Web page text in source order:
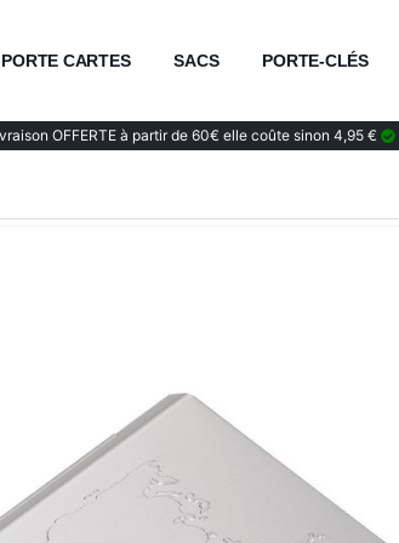
PORTE CARTES SACS PORTE-CLÉS
OFFERTE à partir de 60€ elle coûte sinon 4,95 €